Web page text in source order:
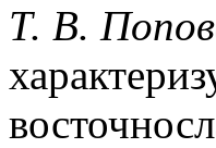
Т. В.